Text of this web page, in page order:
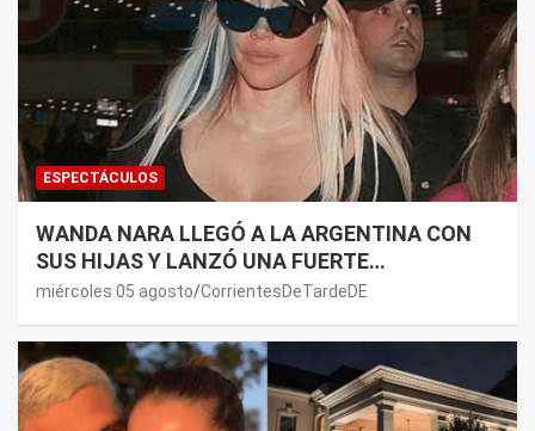
ESPECTÁCULOS
WANDA NARA LLEGÓ A LA ARGENTINA CON
SUS HIJAS Y LANZÓ UNA FUERTE
PREMONICIÓN SOBRE MAURO ICARDI
miércoles 05 agosto CorrientesDeTardeDE